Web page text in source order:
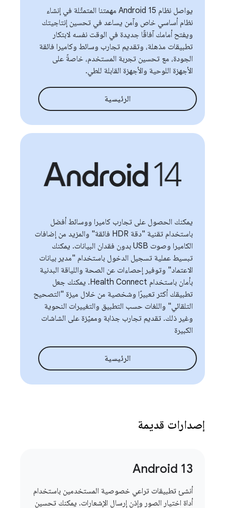
يواصل نظام Android 15 مهمتنا المتمثّلة في إنشاء
نظام أساسي خاص وآمن يساعد في تحسين إنتاجيتك
ويفتح أمامك آفاقًا جديدة في الوقت نفسه لابتكار
تطبيقات مذهلة، وتقديم تجارب وسائط وكاميرا فائقة
الجودة، مع تحسين تجربة المستخدم، خاصةً على
الأجهزة اللوحية والأجهزة القابلة للطي.
الرئيسية
يمكنك الحصول على تجارب كاميرا ووسائط أفضل
باستخدام تقنية "دقة HDR فائقة" والمزيد من إضافات
الكاميرا وصوت USB بدون فقدان البيانات. يمكنك
تبسيط عملية تسجيل الدخول باستخدام "مدير بيانات
الاعتماد" وتوفير إحصاءات عن الصحة واللياقة البدنية
بأمان باستخدام Health Connect. يمكنك جعل
تطبيقك أكثر تعبيرًا وشخصية من خلال ميزة "التصحيح
التلقائي" واللغات حسب التطبيق والتغييرات النحوية
وغير ذلك. تقديم تجارب جذابة ومميّزة على الشاشات
الكبيرة
الرئيسية
إصدارات قديمة
Android 13
أنشئ تطبيقات تراعي خصوصية المستخدمين باستخدام
أداة اختيار الصور وإذن إرسال الإشعارات. يمكنك تحسين